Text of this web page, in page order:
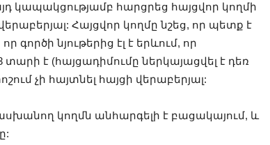
կապակցությամբ հարցրեց հայցվոր կողմի
Հայցվոր կողմը նշեց, որ պետք է
նյութերից էլ է երևում, որ
է (հայցադիմումը ներկայացվել է դեռ
չի հայտնել հայցի վերաբերյալ:
կողմն անհարգելի է բացակայում, և